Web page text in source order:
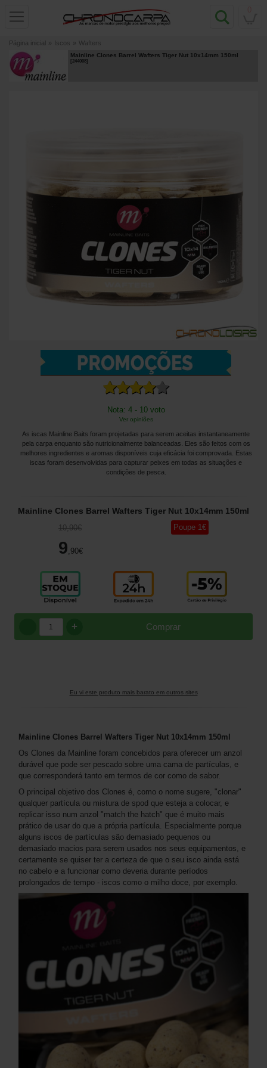
Página inicial » Iscos » Wafters
Mainline Clones Barrel Wafters Tiger Nut 10x14mm 150ml
[244008]
Nota: 4 - 10 voto
Ver opiniões
As iscas Mainline Baits foram projetadas para serem aceitas instantaneamente
pela carpa enquanto são nutricionalmente balanceadas. Eles são feitos com os
melhores ingredientes e aromas disponíveis cuja eficácia foi comprovada. Estas
iscas foram desenvolvidas para capturar peixes em todas as situações e
condições de pesca.
Mainline Clones Barrel Wafters Tiger Nut 10x14mm 150ml
10,90€
9 ,90€
Poupe 1€
Comprar
+
Eu vi este produto mais barato em outros sites
Mainline Clones Barrel Wafters Tiger Nut 10x14mm 150ml
Os Clones da Mainline foram concebidos para oferecer um anzol
durável que pode ser pescado sobre uma cama de partículas, e
que corresponderá tanto em termos de cor como de sabor.
O principal objetivo dos Clones é, como o nome sugere, "clonar"
qualquer partícula ou mistura de spod que esteja a colocar, e
replicar isso num anzol "match the hatch" que é muito mais
prático de usar do que a própria partícula. Especialmente porque
alguns iscos de partículas são demasiado pequenos ou
demasiado macios para serem usados nos seus equipamentos, e
certamente se quiser ter a certeza de que o seu isco ainda está
no cabelo e a funcionar como deveria durante períodos
prolongados de tempo - iscos como o milho doce, por exemplo.